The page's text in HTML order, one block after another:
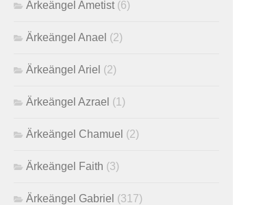
Ärkeängel Ametist (6)
Ärkeängel Anael (2)
Ärkeängel Ariel (2)
Ärkeängel Azrael (1)
Ärkeängel Chamuel (2)
Ärkeängel Faith (3)
Ärkeängel Gabriel (317)